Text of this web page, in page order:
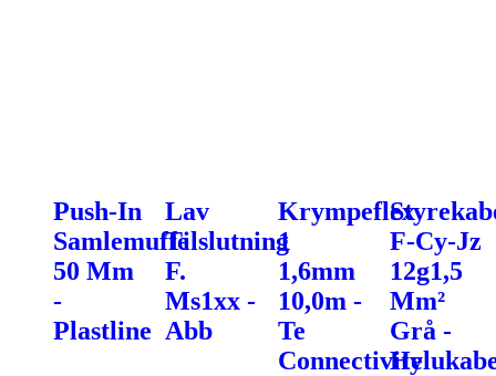
Push-In
Samlemuffe
50 Mm
-
Plastline
Lav
Tilslutning
F.
Ms1xx -
Abb
Krympeflex
1
1,6mm
10,0m -
Te
Connectivity
F-Cy-Jz
12g1,5
Mm²
Grå -